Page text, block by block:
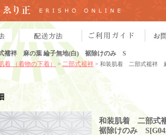
襦袢 麻の葉 綸子無地(白) 裾除けのみ S
着 （着物の下着） >二部式襦袢 > 和装肌着 二部式襦袢
和装肌着 二部式
裾除けのみ S[